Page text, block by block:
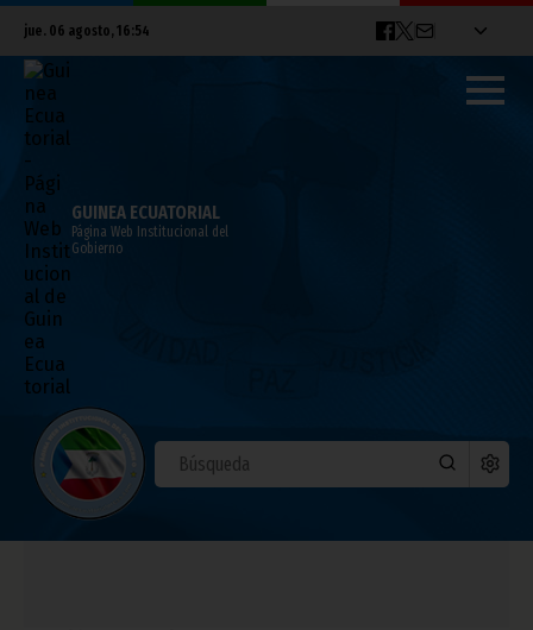
jue. 06 agosto, 16:54
GUINEA ECUATORIAL
Página Web Institucional del
Gobierno
ÚLTIMAS NOTICIAS